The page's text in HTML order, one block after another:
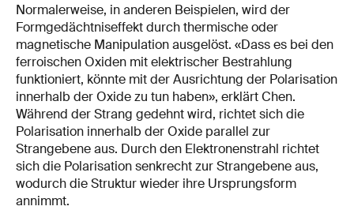
Normalerweise, in anderen Beispielen, wird der
Formgedächtniseffekt durch thermische oder
magnetische Manipulation ausgelöst. «Dass es bei den
ferroischen Oxiden mit elektrischer Bestrahlung
funktioniert, könnte mit der Ausrichtung der Polarisation
innerhalb der Oxide zu tun haben», erklärt Chen.
Während der Strang gedehnt wird, richtet sich die
Polarisation innerhalb der Oxide parallel zur
Strangebene aus. Durch den Elektronenstrahl richtet
sich die Polarisation senkrecht zur Strangebene aus,
wodurch die Struktur wieder ihre Ursprungsform
annimmt.